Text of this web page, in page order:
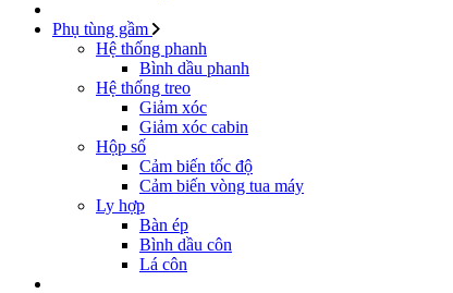
Phụ tùng gầm
Hệ thống phanh
Bình dầu phanh
Hệ thống treo
Giảm xóc
Giảm xóc cabin
Hộp số
Cảm biến tốc độ
Cảm biến vòng tua máy
Ly hợp
Bàn ép
Bình dầu côn
Lá côn